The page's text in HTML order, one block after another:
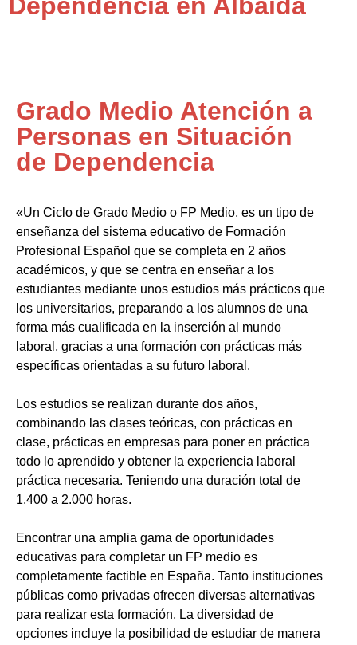
Grado Medio Atención a
Personas en Situación
de Dependencia
«Un Ciclo de Grado Medio o FP Medio, es un tipo de
enseñanza del sistema educativo de Formación
Profesional Español que se completa en 2 años
académicos, y que se centra en enseñar a los
estudiantes mediante unos estudios más prácticos que
los universitarios, preparando a los alumnos de una
forma más cualificada en la inserción al mundo
laboral, gracias a una formación con prácticas más
específicas orientadas a su futuro laboral.
Los estudios se realizan durante dos años,
combinando las clases teóricas, con prácticas en
clase, prácticas en empresas para poner en práctica
todo lo aprendido y obtener la experiencia laboral
práctica necesaria. Teniendo una duración total de
1.400 a 2.000 horas.
Encontrar una amplia gama de oportunidades
educativas para completar un FP medio es
completamente factible en España. Tanto instituciones
públicas como privadas ofrecen diversas alternativas
para realizar esta formación. La diversidad de
opciones incluye la posibilidad de estudiar de manera